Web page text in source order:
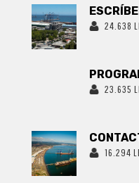
24.638
23.635
16.294